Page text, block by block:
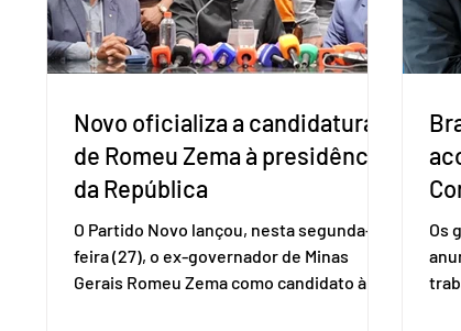
Unid
Novo oficializa a candidatura
de Romeu Zema à presidência
da República
O Partido Novo lançou, nesta segunda-
feira (27), o ex-governador de Minas
Gerais Romeu Zema como candidato à
Os